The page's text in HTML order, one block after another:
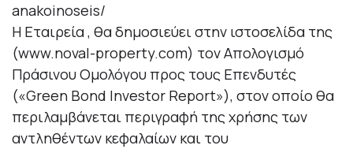
anakoinoseis/
Η Εταιρεία , θα δημοσιεύει στην ιστοσελίδα της
(www.noval-property.com) τον Απολογισμό
Πράσινου Ομολόγου προς τους Επενδυτές
(«Green Bond Investor Report»), στον οποίο θα
περιλαμβάνεται περιγραφή της χρήσης των
αντληθέντων κεφαλαίων και του